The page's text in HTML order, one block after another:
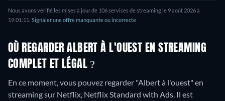
Nous avons vérifié les mises à jour de 106services de streaming le 9 août 2026à
19:01:11 Signaler une offre manquante ou incorrecte
OÙ REGARDER ALBERT À L'OUEST EN STREAMING
COMPLET ET LÉGAL ?
En ce moment, vous pouvez regarder "Albert à l'ouest" en
streaming sur Netflix, Netflix Standard with Ads. Il est